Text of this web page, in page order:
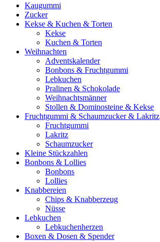
Kaugummi
Zucker
Kekse & Kuchen & Torten
Kekse
Kuchen & Torten
Weihnachten
Adventskalender
Bonbons & Fruchtgummi
Lebkuchen
Pralinen & Schokolade
Weihnachtsmänner
Stollen & Dominosteine & Kekse
Fruchtgummi & Schaumzucker & Lakritz
Fruchtgummi
Lakritz
Schaumzucker
Kleine Stückzahlen
Bonbons & Lollies
Bonbons
Lollies
Knabbereien
Chips & Knabberzeug
Nüsse
Lebkuchen
Lebkuchenherzen
Boxen & Dosen & Spender